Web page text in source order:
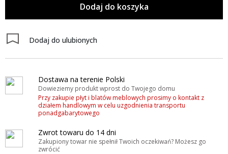
Dodaj do koszyka
Dodaj do ulubionych
Dostawa na terenie Polski
Dowieziemy produkt wprost do Twojego domu
Przy zakupie płyt i blatów meblowych prosimy o kontakt z
działem handlowym w celu uzgodnienia transportu
ponadgabarytowego
Zwrot towaru do 14 dni
Zakupiony towar nie spełnił Twoich oczekiwań? Możesz go
zwrócić